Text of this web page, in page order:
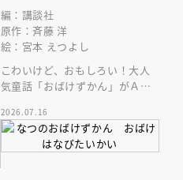
編：講談社
原作：斉藤 洋
絵：宮本 えつよし
こわいけど、おもしろい！大人
気童話「おばけずかん」がＡＲ
2026.07.16